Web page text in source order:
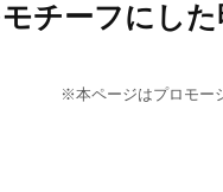
チーフにし
※本ページはプロモー